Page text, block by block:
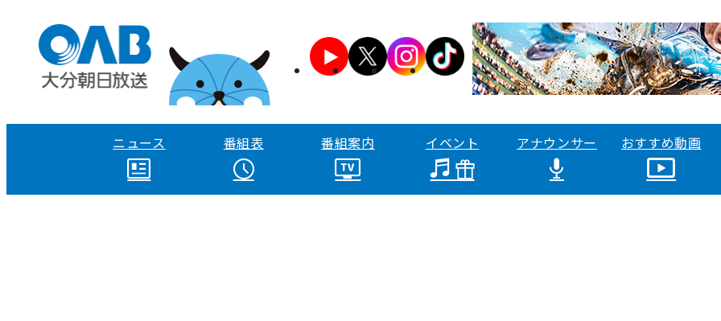
ニュース 番組表 番組案内 イベント アナウンサー おすすめ動画